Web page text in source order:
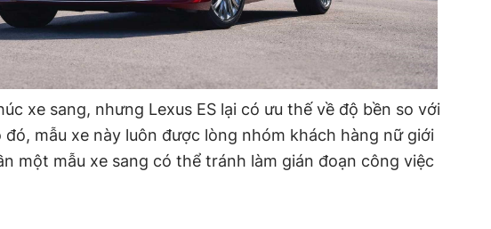
xe sang, nhưng Lexus ES lại có ưu thế về độ bền so với
mẫu xe này luôn được lòng nhóm khách hàng nữ giới
một mẫu xe sang có thể tránh làm gián đoạn công việc